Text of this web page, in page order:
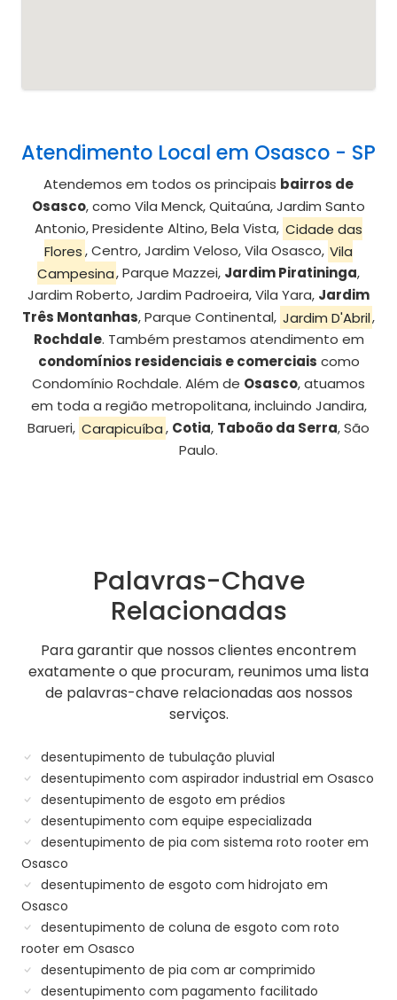
Atendimento Local em Osasco - SP
Atendemos em todos os principais bairros de
Osasco, como Vila Menck, Quitaúna, Jardim Santo
Antonio, Presidente Altino, Bela Vista, Cidade das
Flores, Centro, Jardim Veloso, Vila Osasco, Vila
Campesina, Parque Mazzei, Jardim Piratininga,
Jardim Roberto, Jardim Padroeira, Vila Yara, Jardim
Três Montanhas, Parque Continental, Jardim D'Abril,
Rochdale. Também prestamos atendimento em
condomínios residenciais e comerciais como
Condomínio Rochdale. Além de Osasco, atuamos
em toda a região metropolitana, incluindo Jandira,
Barueri, Carapicuíba, Cotia, Taboão da Serra, São
Paulo.
Palavras-Chave
Relacionadas
Para garantir que nossos clientes encontrem
exatamente o que procuram, reunimos uma lista
de palavras-chave relacionadas aos nossos
serviços.
desentupimento de tubulação pluvial
desentupimento com aspirador industrial em Osasco
desentupimento de esgoto em prédios
desentupimento com equipe especializada
desentupimento de pia com sistema roto rooter em
Osasco
desentupimento de esgoto com hidrojato em
Osasco
desentupimento de coluna de esgoto com roto
rooter em Osasco
desentupimento de pia com ar comprimido
desentupimento com pagamento facilitado